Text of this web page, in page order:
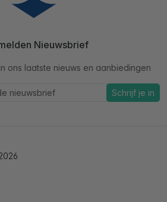
Nieuwsbrief
ons laatste nieuws en aanbiedingen
Schrijf je in